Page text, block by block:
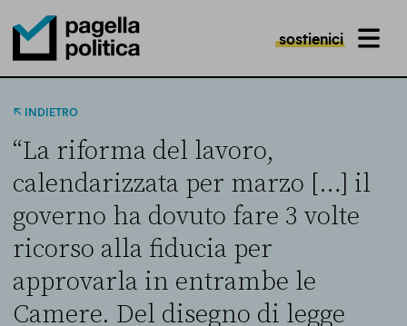
Pagella Politica Logo
sostienici MENU
INDIETRO
“La riforma del lavoro,
calendarizzata per marzo […] il
governo ha dovuto fare 3 volte
ricorso alla fiducia per
approvarla in entrambe le
Camere. Del disegno di legge